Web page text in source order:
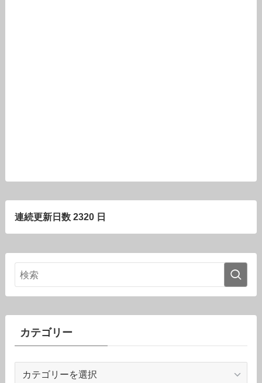
連続更新日数 2320 日
カテゴリー